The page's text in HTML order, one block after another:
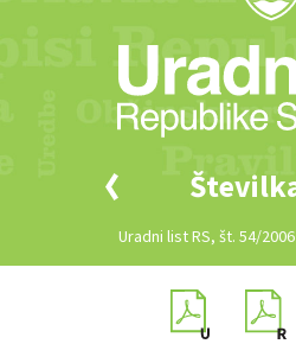
Uradni list RS, št. 54/